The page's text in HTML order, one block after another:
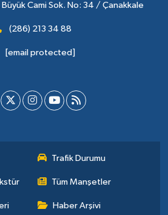
Cami Sok. No: 34 / Çanakkale
(286) 213 34 88
[email protected]
Trafik Durumu
Tüm Manşetler
Haber Arşivi